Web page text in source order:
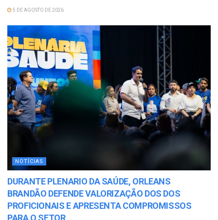
5 DE AGOSTO DE 2026
NOTÍCIAS
DURANTE PLENARIO DA SAÚDE, ORLEANS
BRANDÃO DEFENDE VALORIZAÇÃO DOS DOS
PROFICIONAIS E APRESENTA COMPROMISSOS